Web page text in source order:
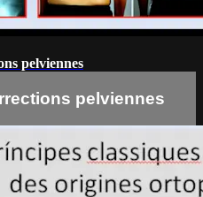
pelviennes
pelviennes